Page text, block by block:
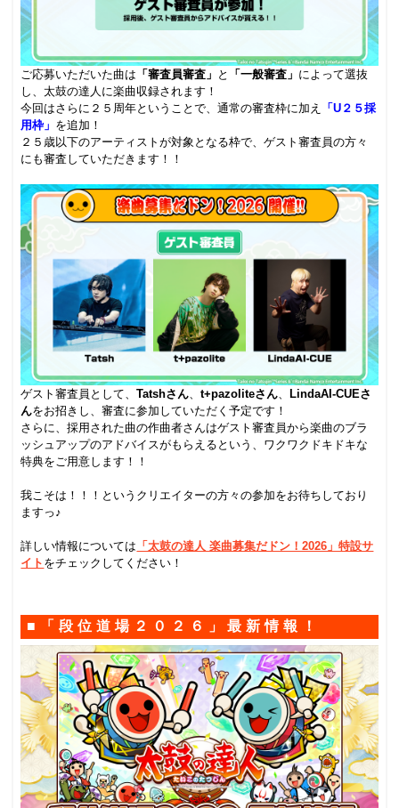
ご応募いただいた曲は 「審査員審査」 と 「一般審査」 によって選抜
し、太鼓の達人に楽曲収録されます！
今回はさらに２５周年ということで、通常の審査枠に加え
「U２５採
用枠」 を追加！
２５歳以下のアーティストが対象となる枠で、ゲスト審査員の方々
にも審査していただきます！！
ゲスト審査員として、Tatshさん 、t+pazoliteさん
LindaAI-CUEさ
んをお招きし、審査に参加していただく予定です！
さらに、採用された曲の作曲者さんはゲスト審査員から楽曲のブラ
ッシュアップのアドバイスがもらえるという、ワクワクドキドキな
特典をご用意します！！
我こそは！！！というクリエイターの方々の参加をお待ちしており
ますっ♪
詳しい情報については 「太鼓の達人 楽曲募集だドン！2026」特設サ
イト をチェックしてください！
■「段位道場２０２６」最新情報！